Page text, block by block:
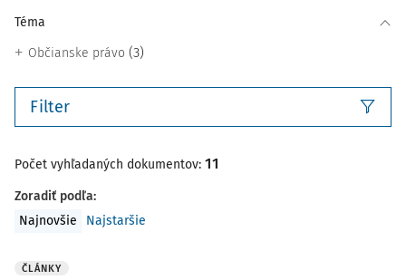
Téma
Občianske právo (3)
Filter
Počet vyhľadaných dokumentov: 11
Zoradiť podľa:
Najnovšie
Najstaršie
ČLÁNKY